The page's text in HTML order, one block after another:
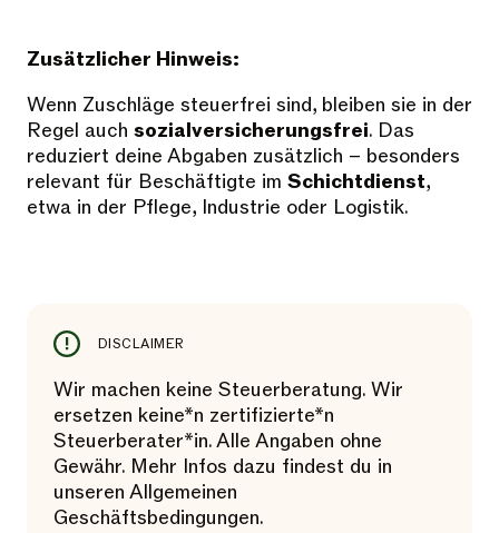
Zusätzlicher Hinweis:
Wenn Zuschläge steuerfrei sind, bleiben sie in der
Regel auch sozialversicherungsfrei. Das
reduziert deine Abgaben zusätzlich – besonders
relevant für Beschäftigte im Schichtdienst,
etwa in der Pflege, Industrie oder Logistik.
DISCLAIMER
Wir machen keine Steuerberatung. Wir
ersetzen keine*n zertifizierte*n
Steuerberater*in. Alle Angaben ohne
Gewähr. Mehr Infos dazu findest du in
unseren Allgemeinen
Geschäftsbedingungen.